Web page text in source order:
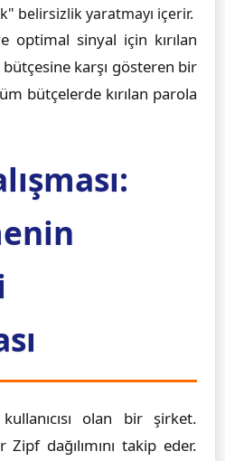
belirsizlik yaratmayı içerir.
optimal sinyal için kırılan
karşı gösteren bir
bütçelerde kırılan parola
olan bir şirket.
dağılımını takip eder.